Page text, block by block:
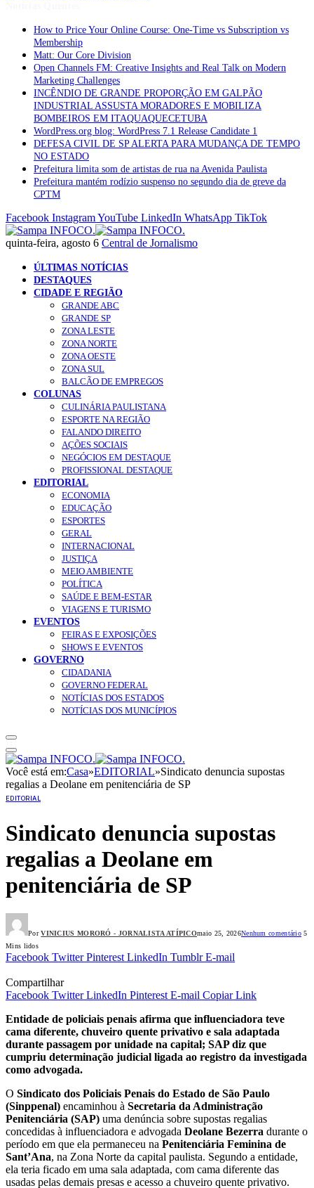
How to Price Your Online Course: One-Time vs Subscription vs
Membership
Matt: Our Core Division
Open Channels FM: Creative Insights and Real Talk on Modern
Marketing Challenges
INCÊNDIO DE GRANDE PROPORÇÃO EM GALPÃO
INDUSTRIAL ASSUSTA MORADORES E MOBILIZA
BOMBEIROS EM ITAQUAQUECETUBA
WordPress.org blog: WordPress 7.1 Release Candidate 1
DEFESA CIVIL DE SP ALERTA PARA MUDANÇA DE TEMPO
NO ESTADO
Prefeitura limita som de artistas de rua na Avenida Paulista
Prefeitura mantém rodízio suspenso no segundo dia de greve da
CPTM
Facebook InstagramYouTube LinkedIn WhatsApp TikTok
quinta-feira, agosto 6 Central de Jornalismo
ÚLTIMAS NOTÍCIAS
DESTAQUES
CIDADE E REGIÃO
GRANDE ABC
GRANDE SP
ZONA LESTE
ZONA NORTE
ZONA OESTE
ZONA SUL
BALCÃO DE EMPREGOS
COLUNAS
CULINÁRIA PAULISTANA
ESPORTE NA REGIÃO
FALANDO DIREITO
AÇÕES SOCIAIS
NEGÓCIOS EM DESTAQUE
PROFISSIONAL DESTAQUE
EDITORIAL
ECONOMIA
EDUCAÇÃO
ESPORTES
GERAL
INTERNACIONAL
JUSTIÇA
MEIO AMBIENTE
POLÍTICA
SAÚDE E BEM-ESTAR
VIAGENS E TURISMO
EVENTOS
FEIRAS E EXPOSIÇÕES
SHOWS E EVENTOS
GOVERNO
CIDADANIA
GOVERNO FEDERAL
NOTÍCIAS DOS ESTADOS
NOTÍCIAS DOS MUNICÍPIOS
Você está em:Casa»EDITORIAL»Sindicato denuncia supostas
regalias a Deolane em penitenciária de SP
EDITORIAL
Sindicato denuncia supostas
regalias a Deolane em
penitenciária de SP
Por VINICIUS MORORÓ - JORNALISTA ATÍPICOmaio 25, 2026Nenhum comentário 5
Mins lidos
Facebook Twitter Pinterest LinkedIn Tumblr E-mail
Compartilhar
Facebook Twitter LinkedIn Pinterest E-mail Copiar Link
Entidade de policiais penais afirma que influenciadora teve
cama diferente, chuveiro quente privativo e sala adaptada
durante passagem por unidade na capital; SAP diz que
cumpriu determinação judicial ligada ao registro da investigada
como advogada.
O Sindicato dos Policiais Penais do Estado de São Paulo
(Sinppenal) encaminhou à Secretaria da Administração
Penitenciária (SAP) uma denúncia sobre supostas regalias
concedidas à influenciadora e advogada Deolane Bezerra durante o
período em que ela permaneceu na Penitenciária Feminina de
Sant’Ana, na Zona Norte da capital paulista. Segundo a entidade,
ela teria ficado em uma sala adaptada, com cama diferente das
usadas pelas demais presas e acesso a chuveiro quente privativo.